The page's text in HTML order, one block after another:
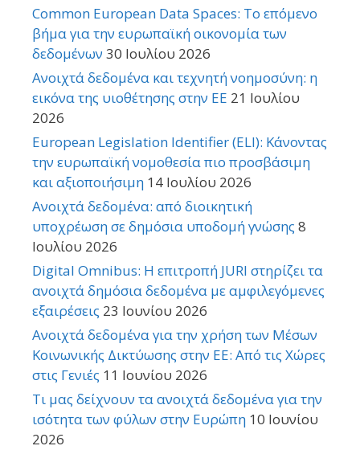
Common European Data Spaces: Το επόμενο
βήμα για την ευρωπαϊκή οικονομία των
δεδομένων 30 Ιουλίου 2026
Ανοιχτά δεδομένα και τεχνητή νοημοσύνη: η
εικόνα της υιοθέτησης στην ΕΕ 21 Ιουλίου
2026
European Legislation Identifier (ELI): Κάνοντας
την ευρωπαϊκή νομοθεσία πιο προσβάσιμη
και αξιοποιήσιμη 14 Ιουλίου 2026
Ανοιχτά δεδομένα: από διοικητική
υποχρέωση σε δημόσια υποδομή γνώσης 8
Ιουλίου 2026
Digital Omnibus: Η επιτροπή JURI στηρίζει τα
ανοιχτά δημόσια δεδομένα με αμφιλεγόμενες
εξαιρέσεις 23 Ιουνίου 2026
Ανοιχτά δεδομένα για την χρήση των Μέσων
Κοινωνικής Δικτύωσης στην ΕΕ: Από τις Χώρες
στις Γενιές 11 Ιουνίου 2026
Τι μας δείχνουν τα ανοιχτά δεδομένα για την
ισότητα των φύλων στην Ευρώπη 10 Ιουνίου
2026